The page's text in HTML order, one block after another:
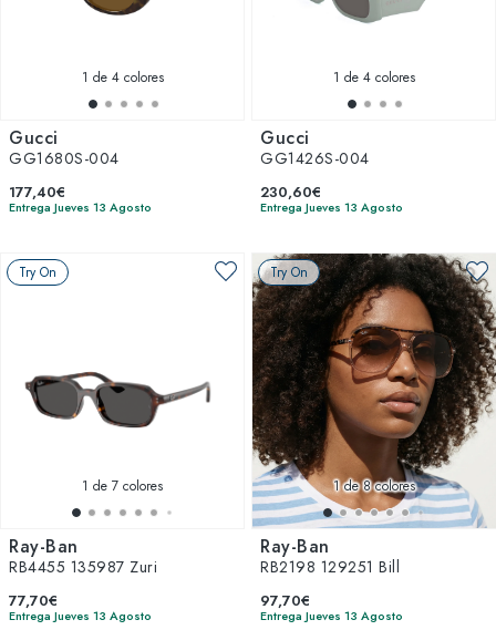
1 de 4 colores
Gucci
GG1680S-004
177,40€
Entrega Jueves 13 Agosto
1 de 4 colores
Gucci
GG1426S-004
230,60€
Entrega Jueves 13 Agosto
Try On
1 de 7 colores
Ray-Ban
RB4455 135987 Zuri
77,70€
Entrega Jueves 13 Agosto
Try On
1de 8 colores
Ray-Ban
RB2198 129251 Bill
97,70€
Entrega Jueves 13 Agosto